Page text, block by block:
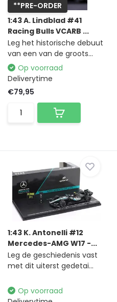
**PRE-ORDER
1:43 A. Lindblad #41
Racing Bulls VCARB ...
Leg het historische debuut
van een van de groots...
Op voorraad
Deliverytime
€79,95
1:43 K. Antonelli #12
Mercedes-AMG W17 -...
Leg de geschiedenis vast
met dit uiterst gedetai...
Op voorraad